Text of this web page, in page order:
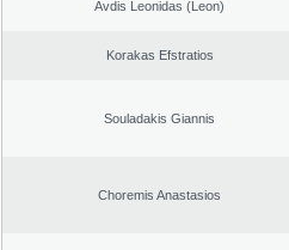
Avdis Leonidas (Leon)
Korakas Efstratios
Souladakis Giannis
Choremis Anastasios